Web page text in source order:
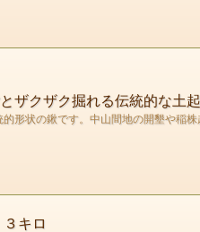
ザクザク掘れる伝統的な土
形状の鍬です。中山間地の開墾や稲
キロ